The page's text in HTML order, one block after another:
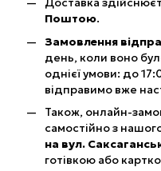
Поштою.
Замовлення
день, коли воно
однієї умови: до
відправимо вже
Також, онлайн-
самостійно з
на вул.
готівкою або